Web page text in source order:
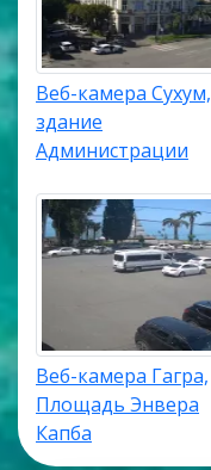
Веб-камера Сухум,
здание
Администрации
Веб-камера Гагра,
Площадь Энвера
Капба